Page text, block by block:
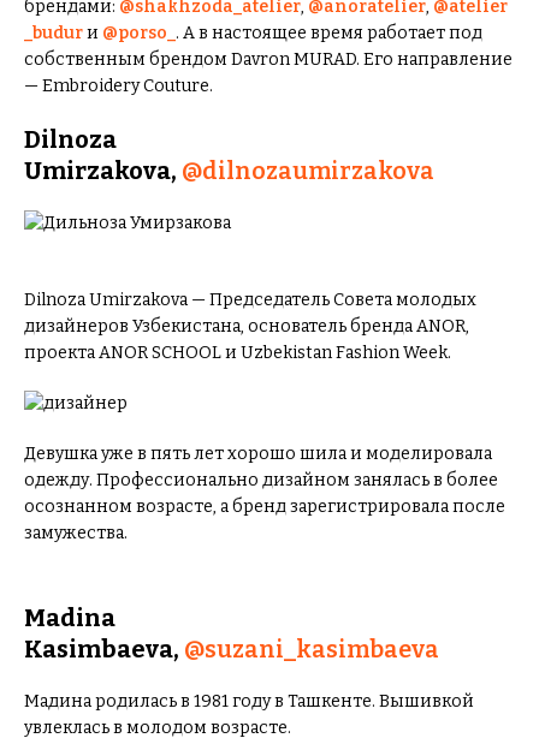
брендами: @shakhzoda_atelier, @anoratelier, @atelier
_budurи @porso_ . А в настоящее время работает под
собственным брендом Davron MURAD. Его направление
— Embroidery Couture.
Dilnoza
Umirzakova, @dilnozaumirzakova
Dilnoza Umirzakova — Председатель Совета молодых
дизайнеров Узбекистана, основатель бренда ANOR,
проекта ANOR SCHOOL и Uzbekistan Fashion Week.
Девушка уже в пять лет хорошо шила и моделировала
одежду. Профессионально дизайном занялась в более
осознанном возрасте, а бренд зарегистрировала после
замужества.
Madina
Kasimbaeva, @suzani_kasimbaeva
Мадина родилась в 1981 году в Ташкенте. Вышивкой
увлеклась в молодом возрасте.